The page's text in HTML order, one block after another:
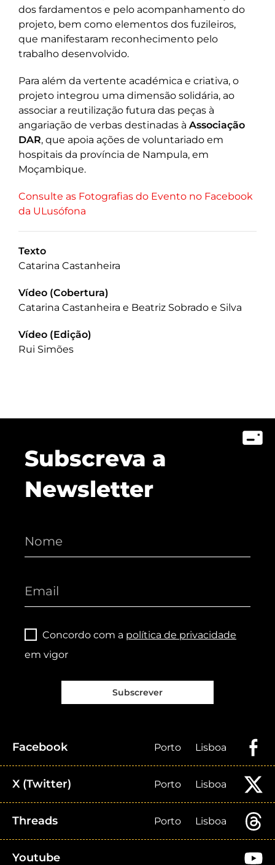
dos fardamentos e pelo acompanhamento do
projeto, bem como elementos dos fuzileiros,
que manifestaram reconhecimento pelo
trabalho desenvolvido.
Para além da vertente académica e criativa, o
projeto integrou uma dimensão solidária, ao
associar a reutilização futura das peças à
angariação de verbas destinadas à Associação
DAR, que apoia ações de voluntariado em
hospitais da província de Nampula, em
Moçambique.
Consulte as Fotografias do Evento no Facebook
da ULusófona
Texto
Catarina Castanheira
Vídeo (Cobertura)
Catarina Castanheira e Beatriz Sobrado e Silva
Vídeo (Edição)
Rui Simões
Subscreva a
Newsletter
Concordo com a política de privacidade
em vigor
Subscrever
Facebook Porto Lisboa
X (Twitter) Porto Lisboa
Threads Porto Lisboa
Youtube